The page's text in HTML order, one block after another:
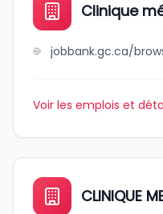
Clinique
Voir les emplois et
CLINIQUE